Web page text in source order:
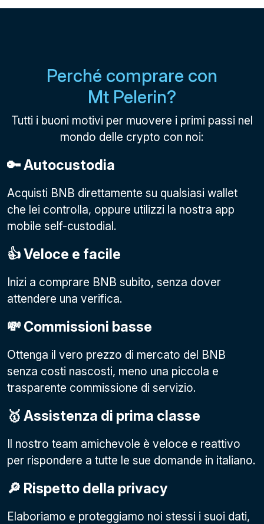
Perché comprare con
Mt Pelerin?
Tutti i buoni motivi per muovere i primi passi nel
mondo delle crypto con noi:
🔑 Autocustodia
Acquisti BNB direttamente su qualsiasi wallet
che lei controlla, oppure utilizzi la nostra app
mobile self-custodial.
👍 Veloce e facile
Inizi a comprare BNB subito, senza dover
attendere una verifica.
💸 Commissioni basse
Ottenga il vero prezzo di mercato del BNB
senza costi nascosti, meno una piccola e
trasparente commissione di servizio.
🥇 Assistenza di prima classe
Il nostro team amichevole è veloce e reattivo
per rispondere a tutte le sue domande in italiano.
🔎 Rispetto della privacy
Elaboriamo e proteggiamo noi stessi i suoi dati,